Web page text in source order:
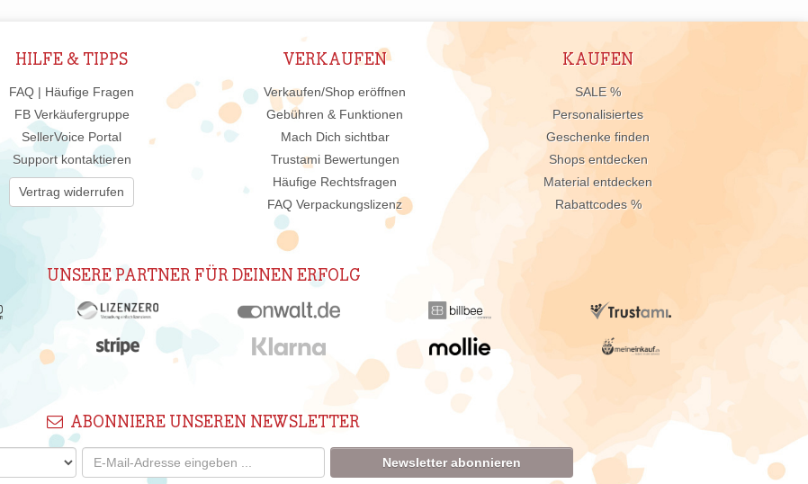
HILFE & TIPPS
FAQ | Häufige Fragen
FB Verkäufergruppe
SellerVoice Portal
Support kontaktieren
Vertrag widerrufen
VERKAUFEN
Verkaufen/Shop eröffnen
Gebühren & Funktionen
Mach Dich sichtbar
Trustami Bewertungen
Häufige Rechtsfragen
FAQ Verpackungslizenz
KAUFEN
SALE %
Personalisiertes
Geschenke finden
Shops entdecken
Material entdecken
Rabattcodes %
UNSERE PARTNER FÜR DEINEN ERFOLG
ABONNIERE UNSEREN NEWSLETTER
Newsletter abonnieren